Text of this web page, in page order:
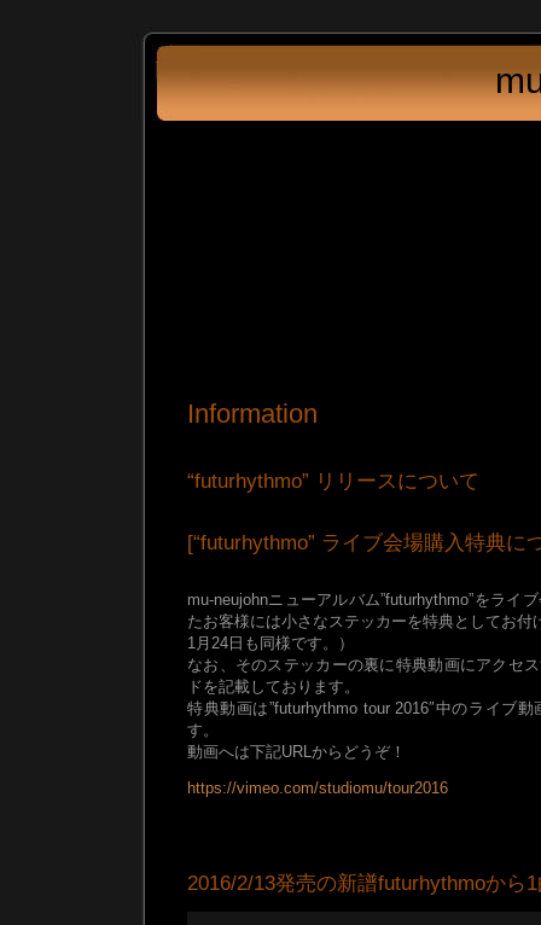
Information
“futurhythmo” リリースについて
[“futurhythmo” ライブ会場購入特典に
mu-neujohnニューアルバム”futurhythmo”をライ
たお客様には小さなステッカーを特典としてお付
1月24日も同様です。）
なお、そのステッカーの裏に特典動画にアクセ
ドを記載しております。
特典動画は”futurhythmo tour 2016″中のライブ
す。
動画へは下記URLからどうぞ！
https://vimeo.com/studiomu/tour2016
2016/2/13発売の新譜futurhythmoから